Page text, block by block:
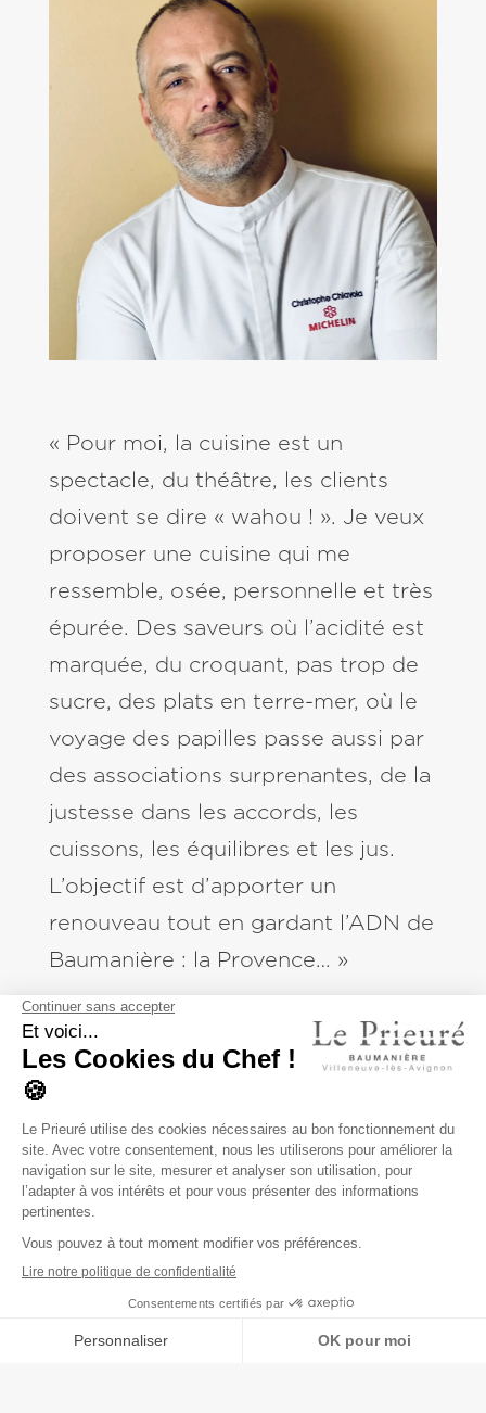
« Pour moi, la cuisine est un
spectacle, du théâtre, les clients
doivent se dire « wahou ! ». Je veux
proposer une cuisine qui me
ressemble, osée, personnelle et très
épurée. Des saveurs où l’acidité est
marquée, du croquant, pas trop de
sucre, des plats en terre-mer, où le
voyage des papilles passe aussi par
des associations surprenantes, de la
justesse dans les accords, les
cuissons, les équilibres et les jus.
L’objectif est d’apporter un
renouveau tout en gardant l’ADN de
Baumanière : la Provence… »
Christophe Chiavola propose une
cuisine d’instinct, épurée et de
la nature ».
Vous retrouverez dans ses plats des
notes méditerranéennes et florales
avec une pointe d’acidité, des
associations de saveurs inédites et
surprenantes tout en conservant
l’authenticité du produit et du